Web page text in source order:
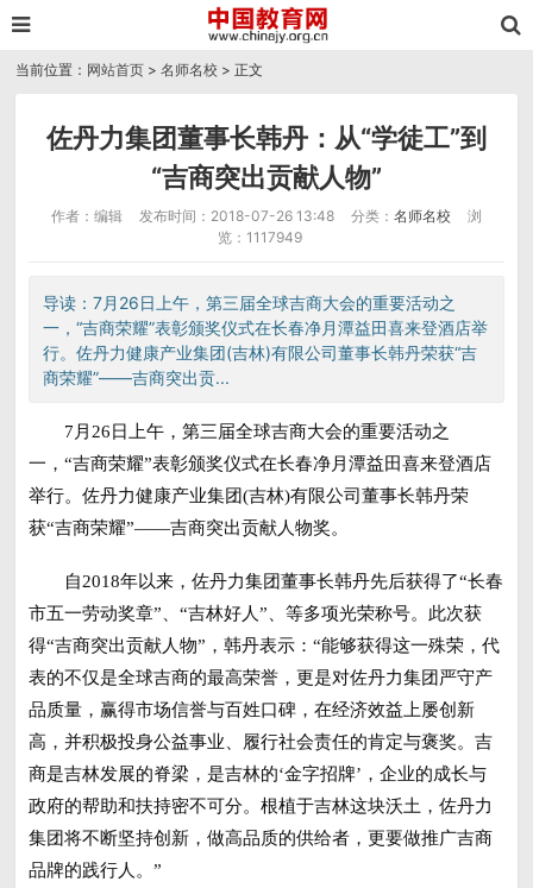
当前位置： 网站首页 >名师名校 > 正文
佐丹力集团董事长韩丹：从“学徒工”到
“吉商突出贡献人物”
作者：编辑 发布时间：2018-07-26 13:48 分类： 名师名校
浏
览：1117949
导读：7月26日上午，第三届全球吉商大会的重要活动之
一，“吉商荣耀”表彰颁奖仪式在长春净月潭益田喜来登酒店举
行。佐丹力健康产业集团(吉林)有限公司董事长韩丹荣获“吉
商荣耀”——吉商突出贡...
7月26日上午，第三届全球吉商大会的重要活动之
一，“吉商荣耀”表彰颁奖仪式在长春净月潭益田喜来登酒店
举行。佐丹力健康产业集团(吉林)有限公司董事长韩丹荣
获“吉商荣耀”——吉商突出贡献人物奖。
自2018年以来，佐丹力集团董事长韩丹先后获得了“长春
市五一劳动奖章”、“吉林好人”、等多项光荣称号。此次获
得“吉商突出贡献人物”，韩丹表示：“能够获得这一殊荣，代
表的不仅是全球吉商的最高荣誉，更是对佐丹力集团严守产
品质量，赢得市场信誉与百姓口碑，在经济效益上屡创新
高，并积极投身公益事业、履行社会责任的肯定与褒奖。吉
商是吉林发展的脊梁，是吉林的‘金字招牌’，企业的成长与
政府的帮助和扶持密不可分。根植于吉林这块沃土，佐丹力
集团将不断坚持创新，做高品质的供给者，更要做推广吉商
品牌的践行人。”